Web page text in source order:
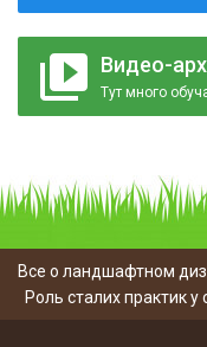
Видео-
Тут много
Все о ландшафтном
Роль сталих практик